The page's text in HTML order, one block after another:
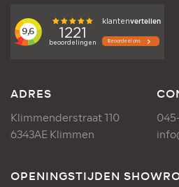
ADRES
Klimmenderstraat 110
6343AE Klimmen
OPENINGSTIJDEN